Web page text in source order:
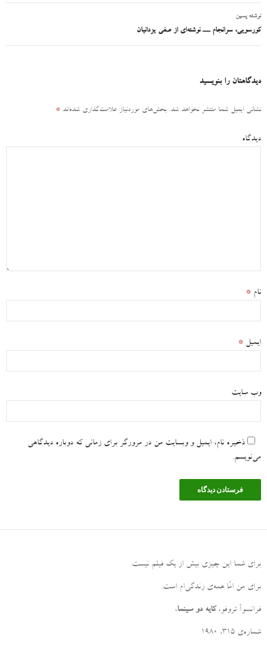
نوشته
نوشته پسین
کورسویی، سرانجام ـــ نوشته‌ای از صفی یزدانیان
دیدگاهتان را بنویسید
نشانی ایمیل شما منتشر نخواهد شد. بخش‌های موردنیاز علامت‌گذاری شده‌اند *
دیدگاه
نام *
ایمیل *
وب‌ سایت
ذخیره نام، ایمیل و وبسایت من در مرورگر برای زمانی که دوباره دیدگاهی
می‌نویسم.
برای شما این چیزی بیش از یک فیلم نیست.
برای من امّا همه‌ی زندگی‌ام است.
فرانسوآ تروفو، کایه دو سینما،
شماره‌ی ۳۱۵، ۱۹۸۰